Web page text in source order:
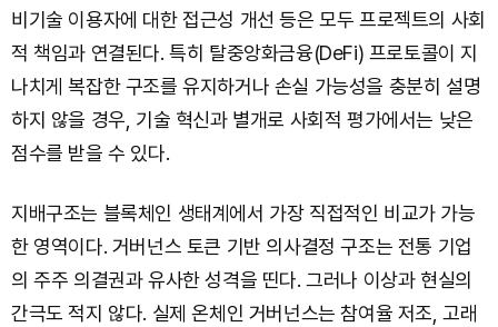
비기술 이용자에 대한 접근성 개선 등은 모두 프로젝트의 사회
적 책임과 연결된다. 특히 탈중앙화금융(DeFi) 프로토콜이 지
나치게 복잡한 구조를 유지하거나 손실 가능성을 충분히 설명
하지 않을 경우, 기술 혁신과 별개로 사회적 평가에서는 낮은
점수를 받을 수 있다.
지배구조는 블록체인 생태계에서 가장 직접적인 비교가 가능
한 영역이다. 거버넌스 토큰 기반 의사결정 구조는 전통 기업
의 주주 의결권과 유사한 성격을 띤다. 그러나 이상과 현실의
간극도 적지 않다. 실제 온체인 거버넌스는 참여율 저조, 고래